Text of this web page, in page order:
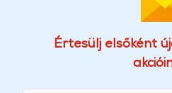
Értesülj elsőként